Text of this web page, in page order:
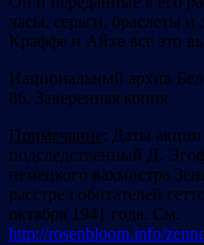
часы, серьги, браслеты
Краффе и Айхе все это
Национальный архив
86. Заверенная копия
Примечание: Даты акции
подследственный Д.
немецкого вахмистра
расстрел обитателей
октября 1941 года. См.
http://rosenbloom.info/